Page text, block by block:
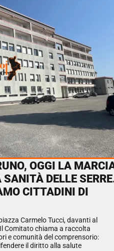
OGGI LA
SANITÀ DELLE
CITTADINI DI
Carmelo Tucci, davanti al
Comitato chiama a raccolta
e comunità del comprensorio:
il diritto alla salute